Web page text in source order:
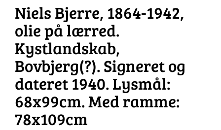
Niels Bjerre, 1864-1942,
olie på lærred.
Kystlandskab,
Bovbjerg(?). Signeret og
dateret 1940. Lysmål:
68x99cm. Med ramme:
78x109cm